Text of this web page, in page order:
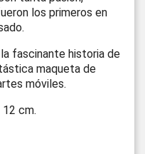
los primeros en
fascinante historia de
maqueta de
móviles.
cm.